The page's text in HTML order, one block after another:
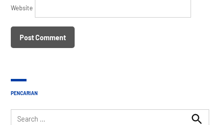
Website
PENCARIAN
Search